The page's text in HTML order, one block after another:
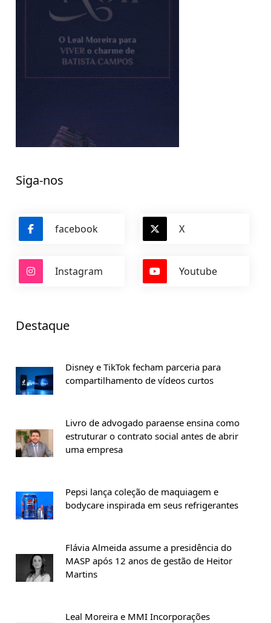
Siga-nos
facebook X
Instagram Youtube
Destaque
Disney e TikTok fecham parceria para
compartilhamento de vídeos curtos
Livro de advogado paraense ensina como
estruturar o contrato social antes de abrir
uma empresa
Pepsi lança coleção de maquiagem e
bodycare inspirada em seus refrigerantes
Flávia Almeida assume a presidência do
MASP após 12 anos de gestão de Heitor
Martins
Leal Moreira e MMI Incorporações